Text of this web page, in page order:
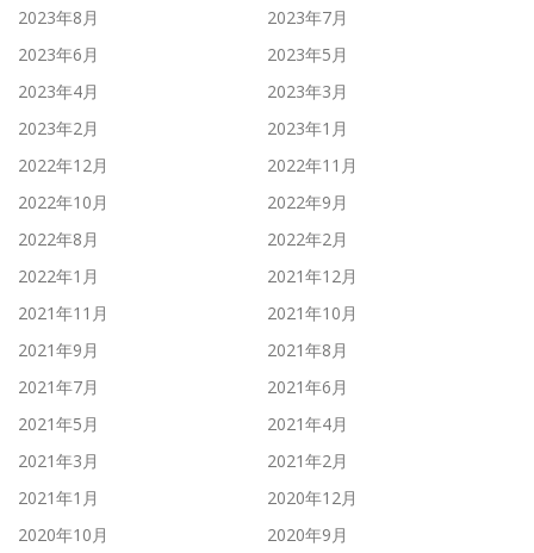
2023年8月
2023年7月
2023年6月
2023年5月
2023年4月
2023年3月
2023年2月
2023年1月
2022年12月
2022年11月
2022年10月
2022年9月
2022年8月
2022年2月
2022年1月
2021年12月
2021年11月
2021年10月
2021年9月
2021年8月
2021年7月
2021年6月
2021年5月
2021年4月
2021年3月
2021年2月
2021年1月
2020年12月
2020年10月
2020年9月